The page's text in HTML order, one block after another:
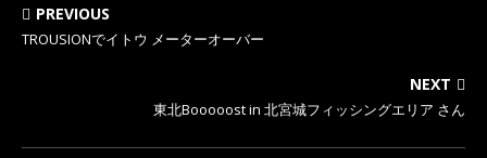
PREVIOUS
TROUSIONでイトウ メーターオーバー
NEXT
東北Booooost in 北宮城フィッシングエリア さん